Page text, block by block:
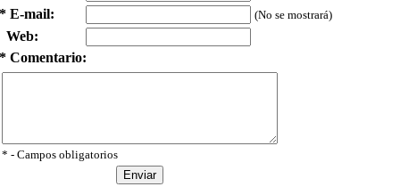
* E-mail:
(No se mostrará)
Web:
* Comentario:
* - Campos obligatorios